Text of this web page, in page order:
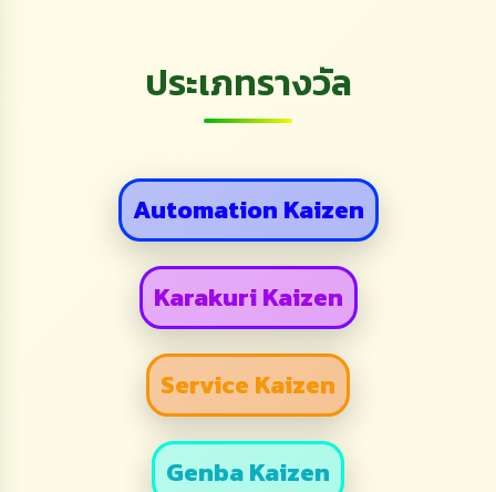
ประเภทรางวัล
Automation Kaizen
Karakuri Kaizen
Service Kaizen
Genba Kaizen